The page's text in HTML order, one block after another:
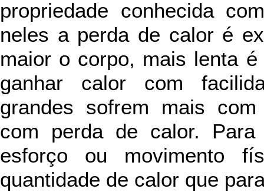
propriedade conhecida
neles a perda de calor é
maior o corpo, mais lenta
ganhar calor com
grandes sofrem mais
com perda de calor. Para
esforço ou movimento
quantidade de calor que